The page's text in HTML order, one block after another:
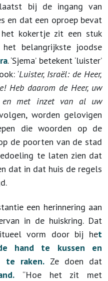
bij de ingang van
en dat een oproep bevat
het kokertje zit een stuk
het belangrijkste joodse
. ‘Sjema’ betekent ‘luister’
‘Luister, Israël: de Heer,
Heb daarom de Heer, uw
met inzet van al uw
worden gelovigen
die woorden op de
de poorten van de stad
te laten zien dat
dat in dat huis de regels
een herinnering aan
in de huiskring. Dat
vorm door bij het
hand te kussen en
te raken.Ze doen dat
“Hoe het zit met